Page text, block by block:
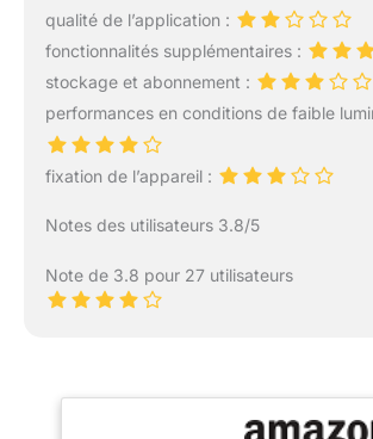
qualité de l’application :
fonctionnalités supplémentaires :
stockage et abonnement :
performances en conditions de faible
fixation de l’appareil :
Notes des utilisateurs 3.8/5
Note de 3.8 pour 27 utilisateurs